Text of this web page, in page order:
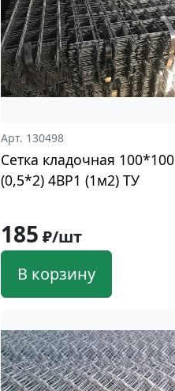
Арт. 130498
Сетка кладочная 100*100
(0,5*2) 4ВР1 (1м2) ТУ
185 ₽/шт
В корзину